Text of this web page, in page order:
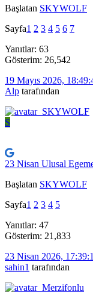
Başlatan SKYWOLF
Sayfa1 2 3 4 5 6 7
Yanıtlar: 63
Gösterim: 26,542
19 Mayıs 2026,
Alp tarafından
S
23 Nisan Ulusal
Başlatan SKYWOLF
Sayfa1 2 3 4 5
Yanıtlar: 47
Gösterim: 21,833
23 Nisan 2026,
sahin1 tarafından